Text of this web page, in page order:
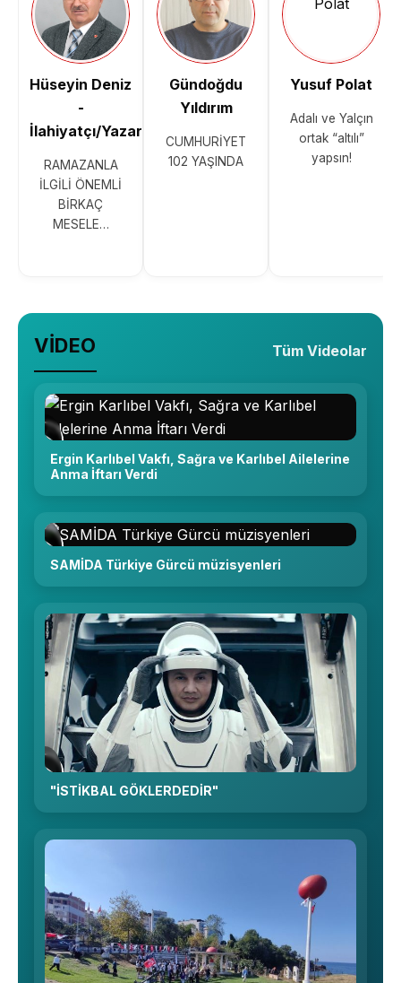
Hüseyin Deniz
-
İlahiyatçı/Yazar
RAMAZANLA
İLGİLİ ÖNEMLİ
BİRKAÇ
MESELE…
Gündoğdu
Yıldırım
CUMHURİYET
102 YAŞINDA
Yusuf Polat
Adalı ve Yalçın
ortak “altılı”
yapsın!
VİDEO Tüm Videolar
Ergin Karlıbel Vakfı, Sağra ve Karlıbel Ailelerine
Anma İftarı Verdi
SAMİDA Türkiye Gürcü müzisyenleri
"İSTİKBAL GÖKLERDEDİR"